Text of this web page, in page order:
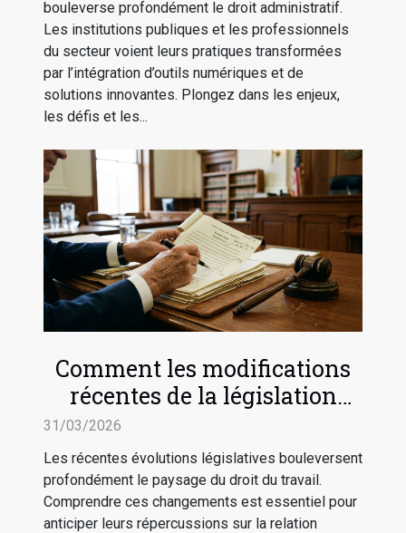
bouleverse profondément le droit administratif.
Les institutions publiques et les professionnels
du secteur voient leurs pratiques transformées
par l’intégration d’outils numériques et de
solutions innovantes. Plongez dans les enjeux,
les défis et les...
Comment les modifications
récentes de la législation
impactent-elles le droit du
travail ?
31/03/2026
Les récentes évolutions législatives bouleversent
profondément le paysage du droit du travail.
Comprendre ces changements est essentiel pour
anticiper leurs répercussions sur la relation